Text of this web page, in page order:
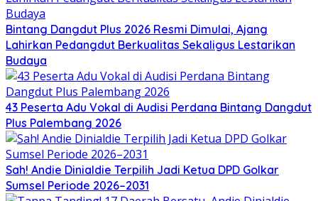
Bintang Dangdut Plus 2026 Resmi Dimulai, Ajang
Lahirkan Pedangdut Berkualitas Sekaligus Lestarikan
Budaya
43 Peserta Adu Vokal di Audisi Perdana Bintang Dangdut
Plus Palembang 2026
Sah! Andie Dinialdie Terpilih Jadi Ketua DPD Golkar
Sumsel Periode 2026–2031